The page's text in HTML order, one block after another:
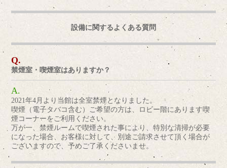
設備に関するよくある質問
禁煙室・喫煙室はありますか？
2021年4月より当館は全室禁煙となりました。
喫煙（電子タバコ含む）ご希望の方は、ロビー階にあります喫
煙コーナーをご利用ください。
万が一、禁煙ルームで喫煙された事により、特別な清掃が必要
になった場合、お客様に対して、別途ご請求させて頂く場合が
ございますので、予めご了承くださいませ。